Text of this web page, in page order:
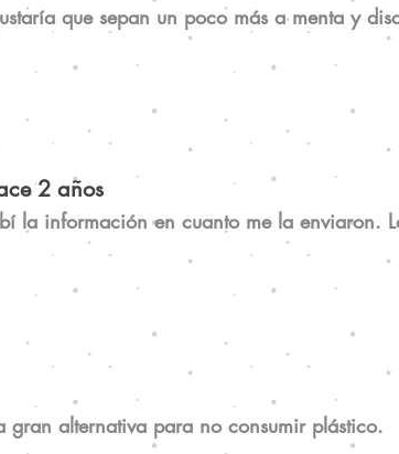
que sepan un poco más a menta y
2 años
la información en cuanto me la enviaron.
gran alternativa para no consumir plástico.